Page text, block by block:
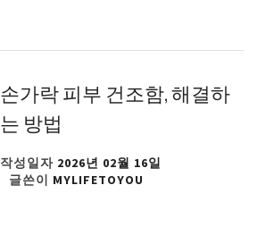
손가락 피부 건조함, 해결하
는 방법
작성일자 2026년 02월 16일
글쓴이 MYLIFETOYOU